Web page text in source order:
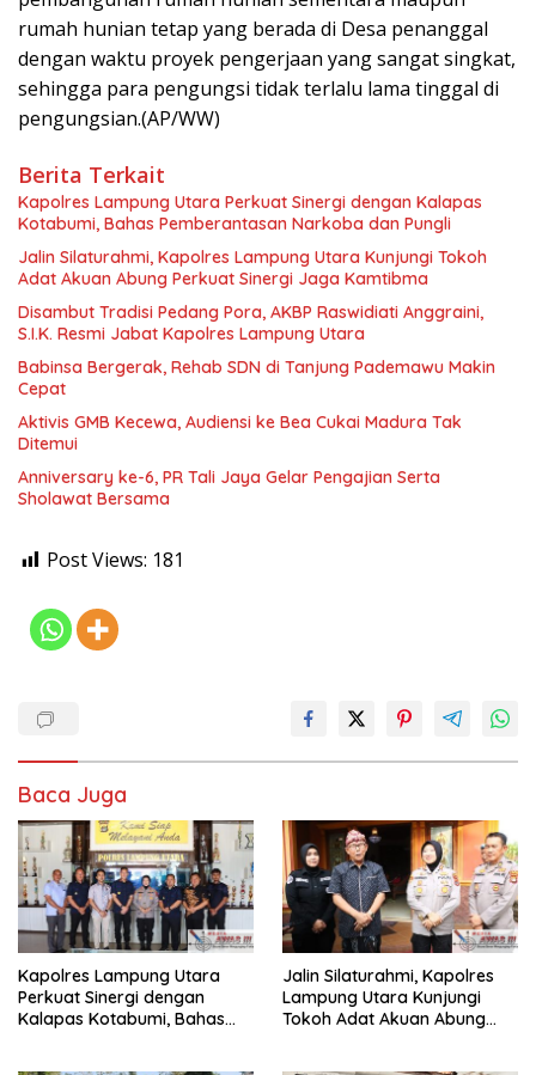
rumah hunian tetap yang berada di Desa penanggal
dengan waktu proyek pengerjaan yang sangat singkat,
sehingga para pengungsi tidak terlalu lama tinggal di
pengungsian.(AP/WW)
Berita Terkait
Kapolres Lampung Utara Perkuat Sinergi dengan Kalapas
Kotabumi, Bahas Pemberantasan Narkoba dan Pungli
Jalin Silaturahmi, Kapolres Lampung Utara Kunjungi Tokoh
Adat Akuan Abung Perkuat Sinergi Jaga Kamtibma
Disambut Tradisi Pedang Pora, AKBP Raswidiati Anggraini,
S.I.K. Resmi Jabat Kapolres Lampung Utara
Babinsa Bergerak, Rehab SDN di Tanjung Pademawu Makin
Cepat
Aktivis GMB Kecewa, Audiensi ke Bea Cukai Madura Tak
Ditemui
Anniversary ke-6, PR Tali Jaya Gelar Pengajian Serta
Sholawat Bersama
Post Views: 181
Baca Juga
Kapolres Lampung Utara
Perkuat Sinergi dengan
Kalapas Kotabumi, Bahas
Jalin Silaturahmi, Kapolres
Lampung Utara Kunjungi
Tokoh Adat Akuan Abung